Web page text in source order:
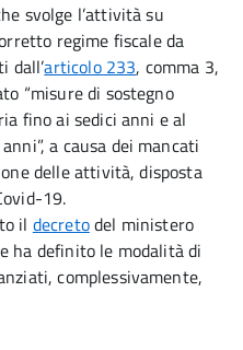
svolge l’attività su
regime fiscale da
dall’articolo 233, comma 3,
“misure di sostegno
fino ai sedici anni e al
a causa dei mancati
delle attività, disposta
19.
il decretodel ministero
ha definito le modalità di
complessivamente,